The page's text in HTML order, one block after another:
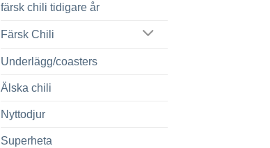
färsk chili tidigare år
Färsk Chili
Underlägg/coasters
Älska chili
Nyttodjur
Superheta